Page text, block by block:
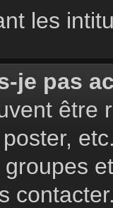
les
je pas
être